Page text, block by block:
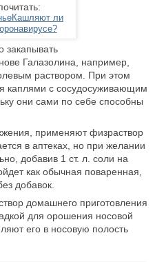
Кашляют ли
закапывать
Галазолина, например,
раствором. При этом
каплями с сосудосуживающим
они сами по себе способны
применяют физраствор
в аптеках, но при желании
добавив 1 ст. л. соли на
как обычная поваренная,
добавок.
домашнего приготовления
для орошения носовой
его в носовую полость